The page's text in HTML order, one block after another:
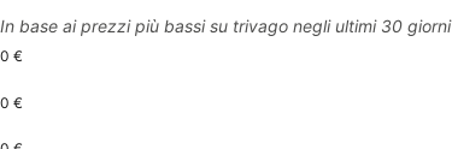
In base ai prezzi più bassi su trivago negli ultimi 30 giorni
0 €
0 €